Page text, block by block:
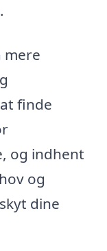
mere
finde
og indhent
og
dine